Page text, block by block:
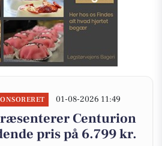
01-08-2026 11:49
Centurion
pris på 6.799 kr.